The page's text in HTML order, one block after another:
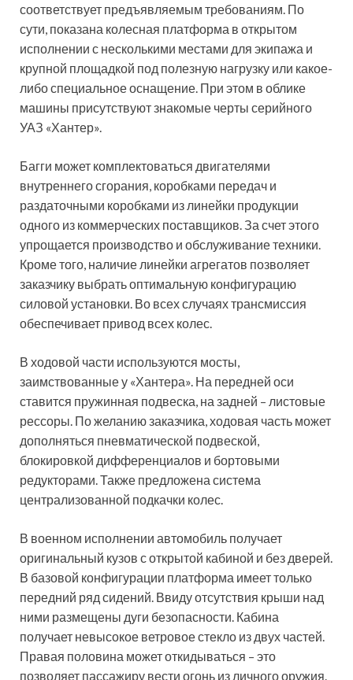
соответствует предъявляемым требованиям. По
сути, показана колесная платформа в открытом
исполнении с несколькими местами для экипажа и
крупной площадкой под полезную нагрузку или какое-
либо специальное оснащение. При этом в облике
машины присутствуют знакомые черты серийного
УАЗ «Хантер».
Багги может комплектоваться двигателями
внутреннего сгорания, коробками передач и
раздаточными коробками из линейки продукции
одного из коммерческих поставщиков. За счет этого
упрощается производство и обслуживание техники.
Кроме того, наличие линейки агрегатов позволяет
заказчику выбрать оптимальную конфигурацию
силовой установки. Во всех случаях трансмиссия
обеспечивает привод всех колес.
В ходовой части используются мосты,
заимствованные у «Хантера». На передней оси
ставится пружинная подвеска, на задней – листовые
рессоры. По желанию заказчика, ходовая часть может
дополняться пневматической подвеской,
блокировкой дифференциалов и бортовыми
редукторами. Также предложена система
централизованной подкачки колес.
В военном исполнении автомобиль получает
оригинальный кузов с открытой кабиной и без дверей.
В базовой конфигурации платформа имеет только
передний ряд сидений. Ввиду отсутствия крыши над
ними размещены дуги безопасности. Кабина
получает невысокое ветровое стекло из двух частей.
Правая половина может откидываться – это
позволяет пассажиру вести огонь из личного оружия.